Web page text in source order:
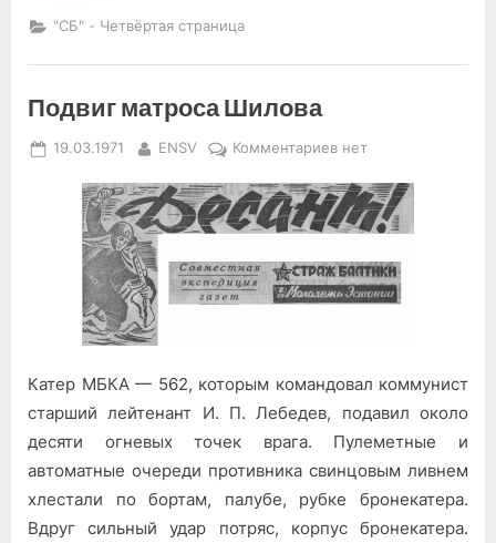
комбат”
"СБ" - Четвёртая страница
Подвиг матроса Шилова
Posted
19.03.1971 By
ENSV Комментариевк
Подвиг
матроса
нет
Катер МБКА — 562, которым командовал коммунист
старший лейтенант И. П. Лебедев, подавил около
десяти огневых точек врага. Пулеметные и
автоматные очереди противника свинцовым ливнем
хлестали по бортам, палубе, рубке бронекатера.
Вдруг сильный удар потряс, корпус бронекатера.